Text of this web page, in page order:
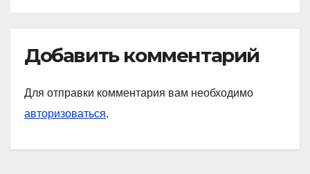
Добавить комментарий
Для отправки комментария вам необходимо
авторизоваться.